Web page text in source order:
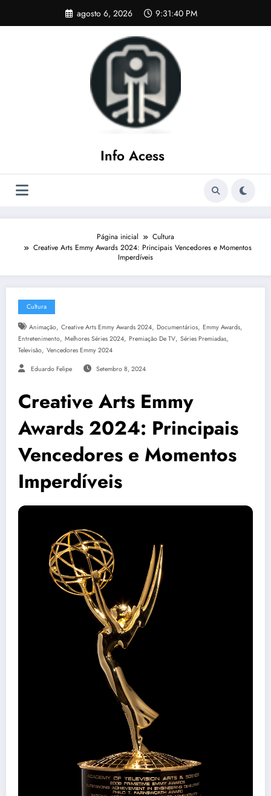
o
agosto 6, 2026 9:31:41 PM
Info Acess
Página inicial
Cultura
Creative Arts Emmy Awards 2024: Principais Vencedores e Momentos
Imperdíveis
Cultura
Animação, Creative Arts Emmy Awards 2024, Documentários, Emmy Awards,
Entretenimento, Melhores Séries 2024, Premiação De TV, Séries Premiadas,
Televisão, Vencedores Emmy 2024
Eduardo Felipe Setembro 8, 2024
Creative Arts Emmy
Awards 2024: Principais
Vencedores e Momentos
Imperdíveis